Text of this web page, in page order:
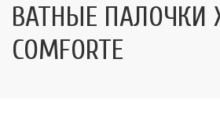
ВАТНЫЕ ПАЛОЧКИ
COMFORTE